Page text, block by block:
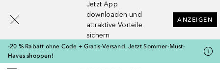
Jetzt App
downloaden und
attraktive Vorteile
sichern
ANZEIGEN
-20 % Rabatt ohne Code + Gratis-Versand. Jetzt Sommer-Must-
Haves shoppen!
[navigation.slideout.screenreader]